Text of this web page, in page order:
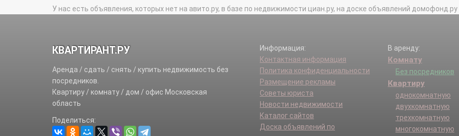
У нас есть объявления, которых нет на авито.ру, в базе по недвижимости циан.ру, на доске объявлений домофонд.ру
КВАРТИРАНТ.РУ
Аренда / сдать / снять / купить недвижимость без
посредников.
Квартиру / комнату / дом / офис Московская
область
Поделиться:
Информация:
Контактная информация
Политика конфиденциальности
Размещение рекламы
Советы юриста
Новости недвижимости
Каталог сайтов
Доска объявлений по
В аренду:
Комнату
Без посредников
Квартиру
однокомнатную
двухкомнатную
трехкомнатную
многокомнатную